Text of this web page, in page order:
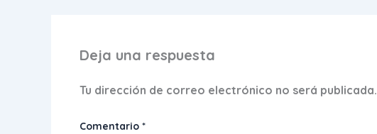
Deja una respuesta
Tu dirección de correo electrónico no será publicada.
Comentario *